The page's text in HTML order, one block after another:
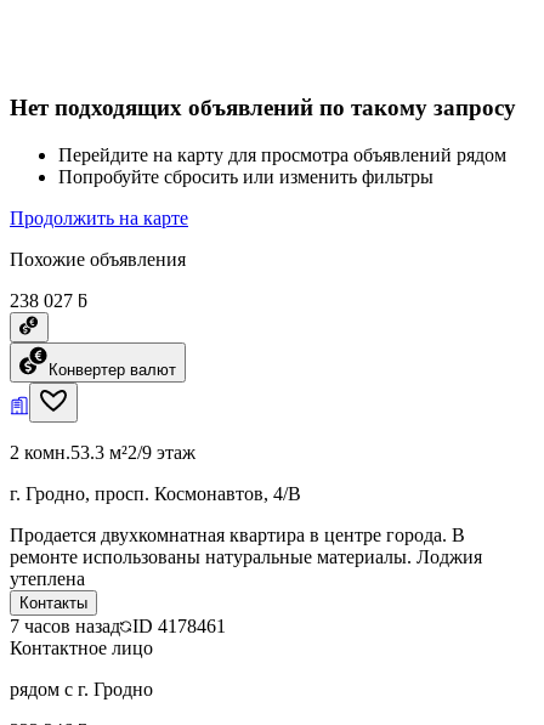
Нет подходящих объявлений по такому запросу
Перейдите на карту для просмотра объявлений рядом
Попробуйте сбросить или изменить фильтры
Продолжить на карте
Похожие объявления
238 027 ƃ
Конвертер валют
2 комн.53.3 м²2/9 этаж
г. Гродно, просп. Космонавтов, 4/В
Продается двухкомнатная квартира в центре города. В
ремонте использованы натуральные материалы. Лоджия
утеплена
Контакты
7 часов назад ID 4178461
Контактное лицо
рядом с г. Гродно